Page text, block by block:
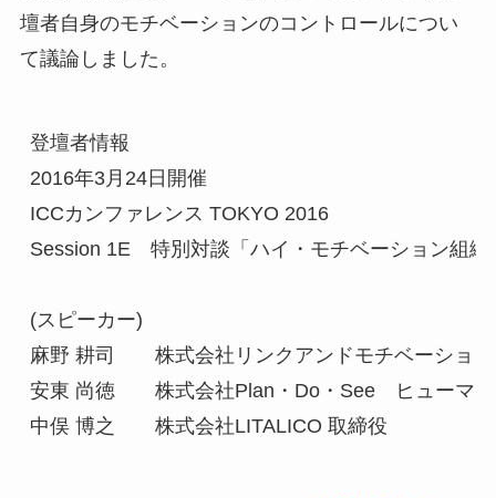
壇者自身のモチベーションのコントロールについ
て議論しました。
登壇者情報
2016年3月24日開催
ICCカンファレンス TOKYO 2016
Session 1E　特別対談「ハイ・モチベーション組織
(スピーカー)
麻野 耕司　　株式会社リンクアンドモチベーショ
安東 尚徳　　株式会社Plan・Do・See　ヒューマ
中俣 博之　　株式会社LITALICO 取締役